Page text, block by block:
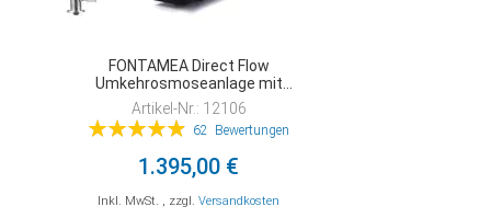
FONTAMEA Direct Flow
Umkehrosmoseanlage mit
Osmosewasserhahn, UV-Keimsperre
Artikel-Nr.: 12106
Bewertung:
62 Bewertungen
1.395,00 €
Inkl. MwSt. , zzgl.Versandkosten